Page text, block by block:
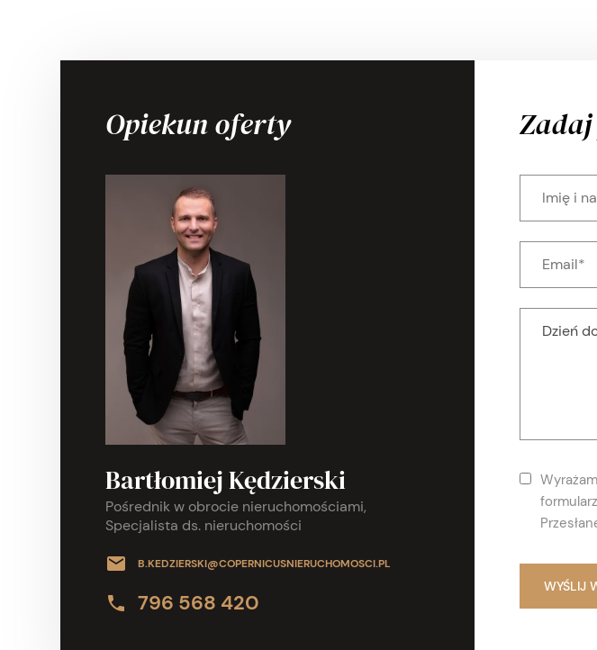
Opiekun oferty
Bartłomiej Kędzierski
Pośrednik w obrocie nieruchomościami,
Specjalista ds. nieruchomości
B.KEDZIERSKI@COPERNICUSNIERUCHOMOSCI.PL
796 568 420